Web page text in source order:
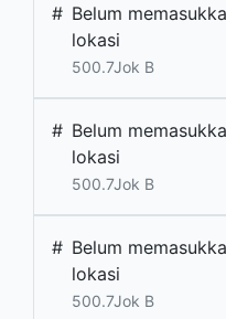
# Belum
lokasi
500.7Jok B
# Belum
lokasi
500.7Jok B
# Belum
lokasi
500.7Jok B